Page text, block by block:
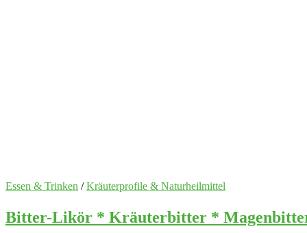
Essen & Trinken /Kräuterprofile & Naturheilmittel
Bitter-Likör * Kräuterbitter *